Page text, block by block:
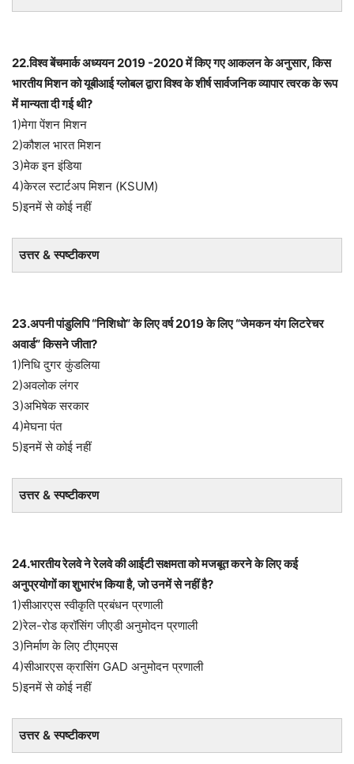
22.विश्व बेंचमार्क अध्ययन 2019 -2020 में किए गए आकलन के अनुसार, किस
भारतीय मिशन को यूबीआई ग्लोबल द्वारा विश्व के शीर्ष सार्वजनिक व्यापार त्वरक के रूप
में मान्यता दी गई थी?
1)मेगा पेंशन मिशन
2)कौशल भारत मिशन
3)मेक इन इंडिया
4)केरल स्टार्टअप मिशन (KSUM)
5)इनमें से कोई नहीं
उत्तर & स्पष्टीकरण
23.अपनी पांडुलिपि “निशिधो” के लिए वर्ष 2019 के लिए “जेमकन यंग लिटरेचर
अवार्ड” किसने जीता?
1)निधि दुगर कुंडलिया
2)अवलोक लंगर
3)अभिषेक सरकार
4)मेघना पंत
5)इनमें से कोई नहीं
उत्तर & स्पष्टीकरण
24.भारतीय रेलवे ने रेलवे की आईटी सक्षमता को मजबूत करने के लिए कई
अनुप्रयोगों का शुभारंभ किया है, जो उनमें से नहीं है?
1)सीआरएस स्वीकृति प्रबंधन प्रणाली
2)रेल-रोड क्रॉसिंग जीएडी अनुमोदन प्रणाली
3)निर्माण के लिए टीएमएस
4)सीआरएस क्रासिंग GAD अनुमोदन प्रणाली
5)इनमें से कोई नहीं
उत्तर & स्पष्टीकरण